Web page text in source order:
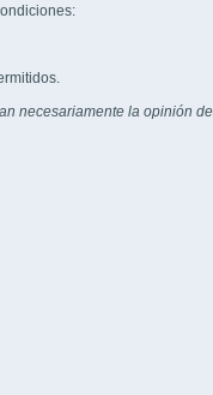
necesariamente la opinión